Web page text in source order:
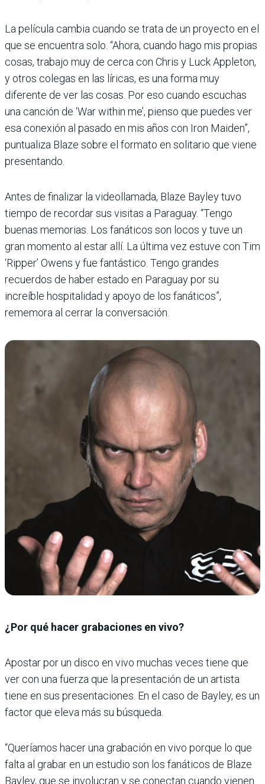
La película cambia cuando se trata de un proyecto en el
que se encuentra solo. “Ahora, cuando hago mis propias
cosas, trabajo muy de cerca con Chris y Luck Appleton,
y otros colegas en las líricas, es una forma muy
diferente de ver las cosas. Por eso cuando escuchas
una canción de ‘War within me’, pienso que puedes ver
esa conexión al pasado en mis años con Iron Maiden”,
puntualiza Blaze sobre el formato en solitario que viene
presentando.
Antes de finalizar la videollamada, Blaze Bayley tuvo
tiempo de recordar sus visitas a Paraguay. “Tengo
buenas memorias. Los fanáticos son locos y tuve un
gran momento al estar allí. La última vez estuve con Tim
‘Ripper’ Owens y fue fantástico. Tengo grandes
recuerdos de haber estado en Paraguay por su
increíble hospitalidad y apoyo de los fanáticos”,
rememora al cerrar la conversación.
¿Por qué hacer grabaciones en vivo?
Apostar por un disco en vivo muchas veces tiene que
ver con una fuerza que la presentación de un artista
tiene en sus presentaciones. En el caso de Bayley, es un
factor que eleva más su búsqueda.
“Queríamos hacer una grabación en vivo porque lo que
falta al grabar en un estudio son los fanáticos de Blaze
Bayley, que se involucran y se conectan cuando vienen